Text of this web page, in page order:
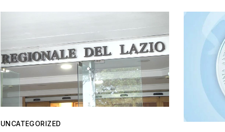
UNCATEGORIZED